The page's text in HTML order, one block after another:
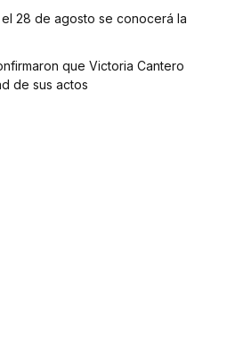
28 de agosto se conocerá la
que Victoria Cantero
de sus actos